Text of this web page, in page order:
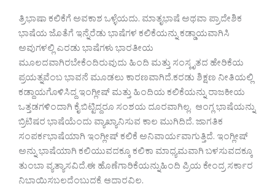
ತ್ರಿಭಾಷಾ ಕಲಿಕೆಗೆ ಅವಕಾಶ ಒಳ್ಳೆಯದು. ಮಾತೃಭಾಷೆ ಅಥವಾ ಪ್ರಾದೇಶಿಕ
ಭಾಷೆಯ ಜೊತೆಗೆ ಇನ್ನೆರೆಡು ಭಾಷೆಗಳ ಕಲಿಕೆಯನ್ನು ಕಡ್ಡಾಯವಾಗಿಸಿ
ಅವುಗಳಲ್ಲಿ ಎರಡು ಭಾಷೆಗಳು ಭಾರತೀಯ
ಮೂಲದವಾಗಿರಬೇಕೆಂದಿರುವುದು ಹಿಂದಿ ಮತ್ತು ಸಂಸ್ಕೃತದ ಹೇರಿಕೆಯ
ಪ್ರಯತ್ನವೆಂಬ ಭಾವನೆ ಮೂಡಲು ಕಾರಣವಾಗಿದೆ.ಕರಡು ಶಿಕ್ಷಣ ನೀತಿಯಲ್ಲಿ
ಕಡ್ದಾಯಗೊಳಿಸಿದ್ದ ಇಂಗ್ಲೀಷ್ ಮತ್ತು ಹಿಂದಿಯ ಕಲಿಕೆಯನ್ನು ರಾಜಕೀಯ
ಒತ್ತಡಗಳಿಂದಾಗಿ ಕೈ ಬಿಟ್ಟಿದ್ದರೂ ಸಂಶಯ ದೂರವಾಗಿಲ್ಲ. ಆಂಗ್ಲ ಭಾಷೆಯನ್ನು
ಬ್ರಿಟಿಷರ ಭಾಷೆಯೆಂದು ವ್ಯಾಖ್ಯಾನಿಸುವ ಕಾಲ ಮುಗಿದಿದೆ. ಜಾಗತಿಕ
ಸಂಪರ್ಕಭಾಷೆಯಾಗಿ ಇಂಗ್ಲೀಷ್ ಕಲಿಕೆ ಅನಿವಾರ್ಯವಾಗುತ್ತಿದೆ. ಇಂಗ್ಲೀಷ್
ಅನ್ನು ಭಾಷೆಯಾಗಿ ಕಲಿಯುವದಕ್ಕೂ ಕಲಿಕಾ ಮಾಧ್ಯಮವಾಗಿ ಬಳಸುವದಕ್ಕೂ
ತುಂಬಾ ವ್ಯತ್ಯಾಸವಿದೆ.ಈ ಹೊಣೆಗಾರಿಕೆಯನ್ನುಹಿಂದಿ ಪ್ರಿಯ ಕೇಂದ್ರ ಸರ್ಕಾರ